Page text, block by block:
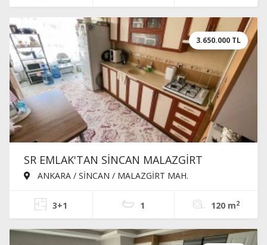
3.650.000 TL
SR EMLAK'TAN SİNCAN MALAZGİRT
MAH'DE 3+1 120m² PARK CEPHELİ KATTA
ANKARA / SİNCAN / MALAZGİRT MAH.
3+1 1 120 m2